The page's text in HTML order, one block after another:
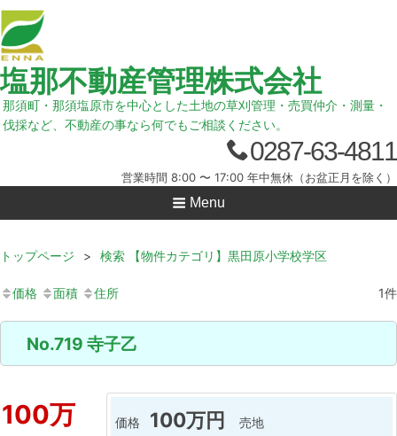
塩那不動産管理株式会社
那須町・那須塩原市を中心とした土地の草刈管理・売買仲介・測量・
伐採など、不動産の事なら何でもご相談ください。
0287-63-4811
営業時間 8:00 〜 17:00 年中無休（お盆正月を除く）
Menu
トップページ > 検索 【物件カテゴリ】黒田原小学校学区
価格 面積 住所 1件
No.719 寺子乙
100万
価格 100万円
売地